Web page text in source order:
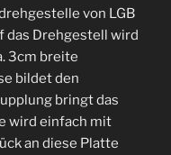
von LGB
das Drehgestell wird
3cm breite
bildet den
bringt das
wird einfach mit
an diese Platte